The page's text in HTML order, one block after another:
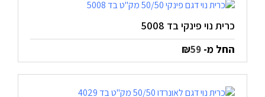
כרית נוי פינקי בד 5008
החל מ-
₪59